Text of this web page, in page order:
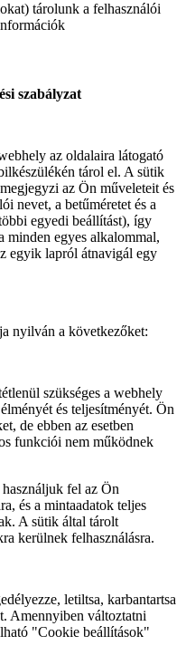
tárolunk a felhasználói
szabályzat
az oldalaira látogató
tárol el. A sütik
az Ön műveleteit és
nevet, a betűméretet és a
egyedi beállítást), így
minden egyes alkalommal,
egyik lapról átnavigál egy
nyilván a következőket:
szükséges a webhely
és teljesítményét. Ön
de ebben az esetben
funkciói nem működnek
fel az Ön
és a mintaadatok teljes
A sütik által tárolt
kerülnek felhasználásra.
letiltsa, karbantartsa
Amennyiben változtatni
"Cookie beállítások"